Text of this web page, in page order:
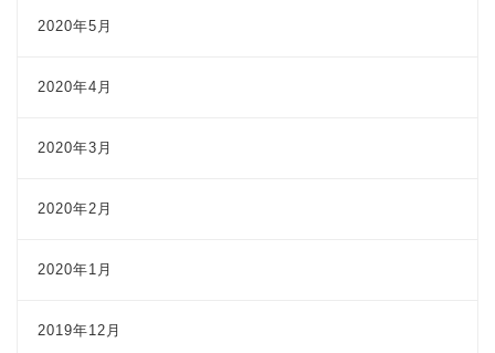
2020年5月
2020年4月
2020年3月
2020年2月
2020年1月
2019年12月